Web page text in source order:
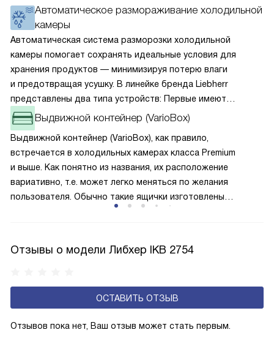
Автоматическое размораживание холодильной
камеры
Автоматическая система разморозки холодильной
камеры помогает сохранять идеальные условия для
хранения продуктов — минимизируя потерю влаги
и предотвращая усушку. В линейке бренда Liebherr
представлены два типа устройств: Первые имеют
открытую заднюю стенку, на которой при высокой
влажности может образовываться конденсат — это
естественный физический процесс. Второй тип — модели
с панелью, выполняющей функцию «сухой стенки». Такие
устройства обеспечивают более комфортную
эксплуатацию и чаще всего оснащены нулевой зоной
свежести BioFresh 0°C. Они встречаются в сериях Plus,
Выдвижной контейнер (VarioBox)
Выдвижной контейнер (VarioBox), как правило,
встречается в холодильных камерах класса Premium
и выше. Как понятно из названия, их расположение
вариативно, т.е. может легко меняться по желания
пользователя. Обычно такие ящички изготовлены
вещей, например масла или баночек йогурта. Зачастую
Отзывы о модели Либхер IKB 2754
ОСТАВИТЬ ОТЗЫВ
Отзывов пока нет, Ваш отзыв может стать первым.